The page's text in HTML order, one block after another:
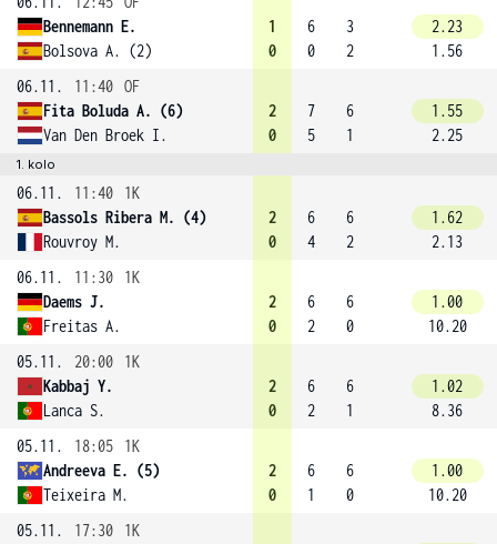
Bennemann E.
Bolsova A. (2)
1
0
6
0
3
2
2.23
1.56
06.11.
11:40 OF
Fita Boluda A. (6)
Van Den Broek I.
2
0
7
5
6
1
1.55
2.25
1. kolo
06.11. 11:40
1K
Bassols Ribera M. (4)
Rouvroy M.
2
0
6
4
6
2
1.62
2.13
06.11.
11:30
1K
Daems J.
Freitas A.
2
0
6
2
6
0
1.00
10.20
05.11.
20:00
1K
Kabbaj Y.
Lanca S.
2
0
6
2
6
1
1.02
8.36
05.11.
18:05
1K
Andreeva E. (5)
Teixeira M.
2
0
6
1
6
0
1.00
10.20
05.11.
17:30
1K